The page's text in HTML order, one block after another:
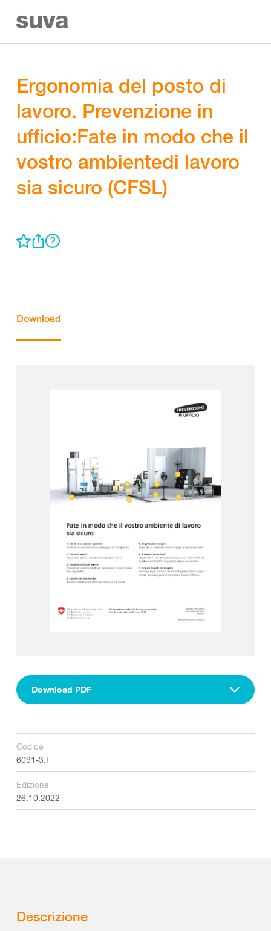
Ergonomia del posto di
lavoro. Prevenzione in
ufficio:Fate in modo che il
vostro ambientedi lavoro
sia sicuro (CFSL)
Download
Download PDF
Codice
6091-3.I
Edizione
26.10.2022
Descrizione